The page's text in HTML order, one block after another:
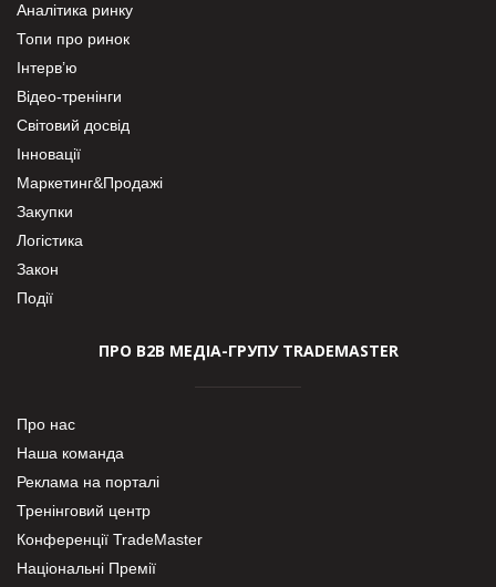
Аналітика ринку
Топи про ринок
Інтерв’ю
Відео-тренінги
Світовий досвід
Інновації
Маркетинг&Продажі
Закупки
Логістика
Закон
Події
ПРО В2В МЕДІА-ГРУПУ TRADEMASTER
Про нас
Наша команда
Реклама на порталі
Тренінговий центр
Конференції TradeMaster
Національні Премії